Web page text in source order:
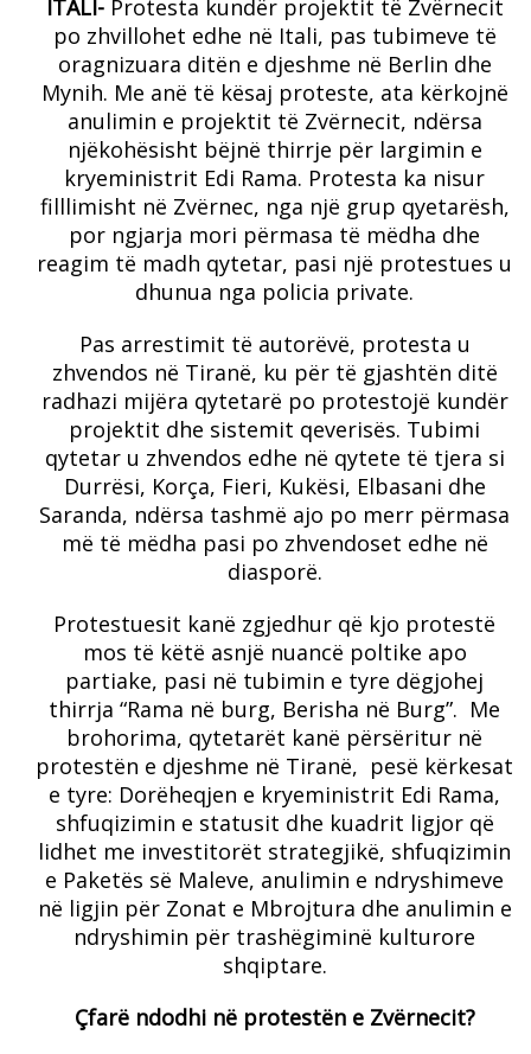
ITALI-Protesta kundër projektit të Zvërnecit
po zhvillohet edhe në Itali, pas tubimeve të
oragnizuara ditën e djeshme në Berlin dhe
Mynih. Me anë të kësaj proteste, ata kërkojnë
anulimin e projektit të Zvërnecit, ndërsa
njëkohësisht bëjnë thirrje për largimin e
kryeministrit Edi Rama. Protesta ka nisur
filllimisht në Zvërnec, nga një grup qyetarësh,
por ngjarja mori përmasa të mëdha dhe
reagim të madh qytetar, pasi një protestues u
dhunua nga policia private.
Pas arrestimit të autorëvë, protesta u
zhvendos në Tiranë, ku për të gjashtën ditë
radhazi mijëra qytetarë po protestojë kundër
projektit dhe sistemit qeverisës. Tubimi
qytetar u zhvendos edhe në qytete të tjera si
Durrësi, Korça, Fieri, Kukësi, Elbasani dhe
Saranda, ndërsa tashmë ajo po merr përmasa
më të mëdha pasi po zhvendoset edhe në
diasporë.
Protestuesit kanë zgjedhur që kjo protestë
mos të këtë asnjë nuancë poltike apo
partiake, pasi në tubimin e tyre dëgjohej
thirrja “Rama në burg, Berisha në Burg”. Me
brohorima, qytetarët kanë përsëritur në
protestën e djeshme në Tiranë, pesë kërkesat
e tyre: Dorëheqjen e kryeministrit Edi Rama,
shfuqizimin e statusit dhe kuadrit ligjor që
lidhet me investitorët strategjikë, shfuqizimin
e Paketës së Maleve, anulimin e ndryshimeve
në ligjin për Zonat e Mbrojtura dhe anulimin e
ndryshimin për trashëgiminë kulturore
shqiptare.
Çfarë ndodhi në protestën e Zvërnecit?